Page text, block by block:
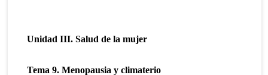
Unidad III. Salud de la mujer
Tema 9. Menopausia y climaterio